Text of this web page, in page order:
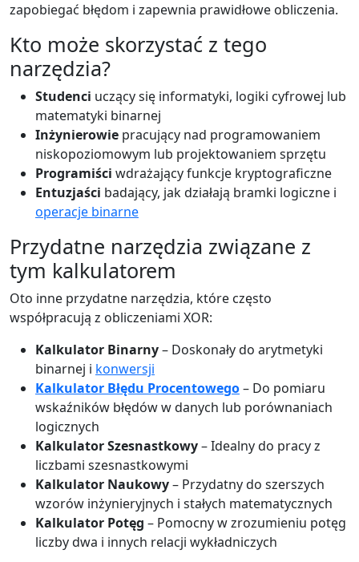
zapobiegać błędom i zapewnia prawidłowe obliczenia.
Kto może skorzystać z tego
narzędzia?
Studenci uczący się informatyki, logiki cyfrowej lub
matematyki binarnej
Inżynierowie pracujący nad programowaniem
niskopoziomowym lub projektowaniem sprzętu
Programiści wdrażający funkcje kryptograficzne
Entuzjaści badający, jak działają bramki logiczne i
operacje binarne
Przydatne narzędzia związane z
tym kalkulatorem
Oto inne przydatne narzędzia, które często
współpracują z obliczeniami XOR:
Kalkulator Binarny– Doskonały do arytmetyki
binarnej i konwersji
Kalkulator Błędu Procentowego– Do pomiaru
wskaźników błędów w danych lub porównaniach
logicznych
Kalkulator Szesnastkowy– Idealny do pracy z
liczbami szesnastkowymi
Kalkulator Naukowy– Przydatny do szerszych
wzorów inżynieryjnych i stałych matematycznych
Kalkulator Potęg – Pomocny w zrozumieniu potęg
liczby dwa i innych relacji wykładniczych